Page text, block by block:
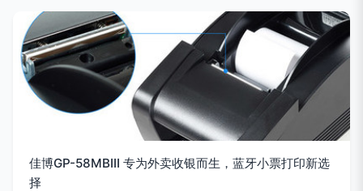
佳博GP-58MBIII 专为外卖收银而生，蓝牙小票打印新选
择